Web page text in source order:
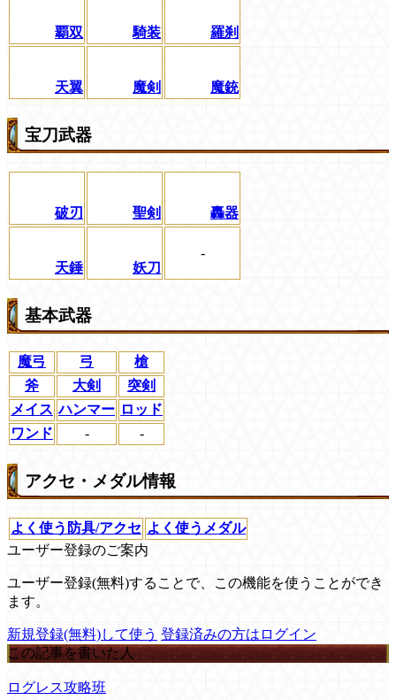
覇双 騎装 羅刹
天翼 魔剣 魔銃
宝刀武器
破刃 聖剣 轟器
天錘 妖刀
-
基本武器
魔弓 弓
槍
斧
大剣
突剣
メイス ハンマー ロッド
ワンド
- -
アクセ・メダル情報
よく使う防具/アクセ よく使うメダル
ユーザー登録のご案内
ユーザー登録(無料)することで、この機能を使うことができ
ます。
新規登録(無料)して使う 登録済みの方はログイン
この記事を書いた人
ログレス攻略班